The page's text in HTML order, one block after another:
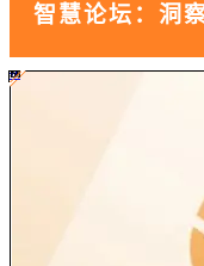
智慧论坛：洞
#ff8124 #2ab692
#2ab692 #
ff8124;box-sizing:border-box;">